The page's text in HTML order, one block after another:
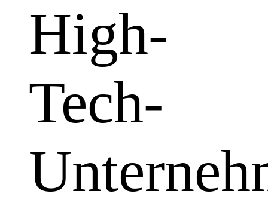
High-
Tech-